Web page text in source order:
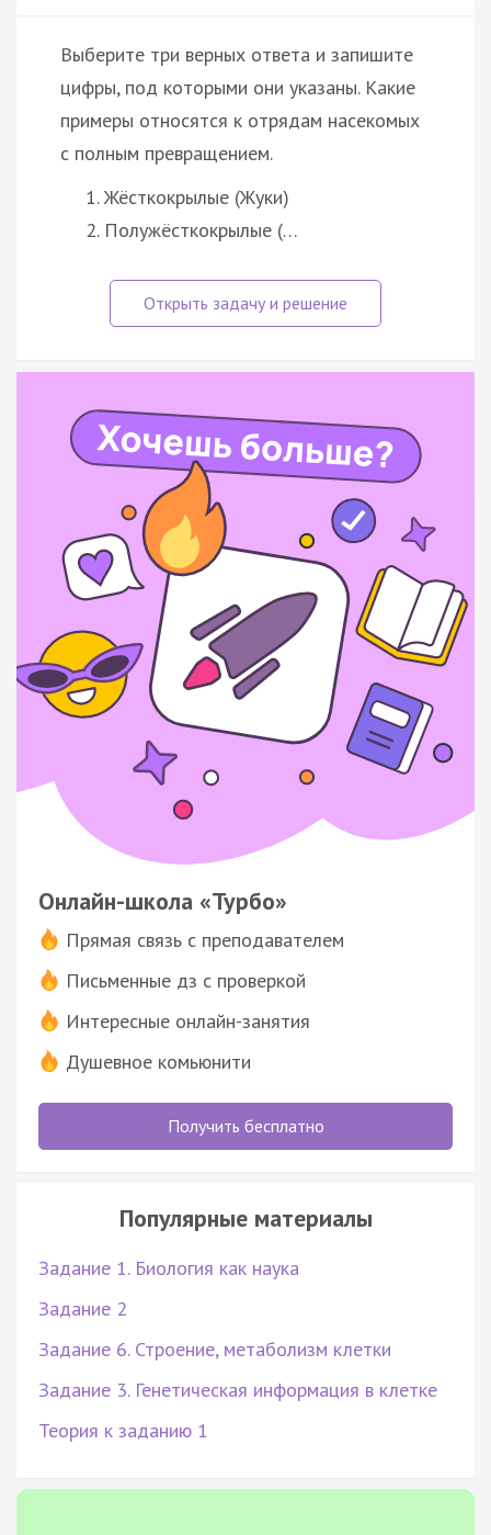
Выберите три верных ответа и запишите
цифры, под которыми они указаны. Какие
примеры относятся к отрядам насекомых
с полным превращением.
Жёсткокрылые (Жуки)
Полужёсткокрылые (…
Онлайн-школа «Турбо»
Прямая связь с преподавателем
Письменные дз с проверкой
Интересные онлайн-занятия
Душевное комьюнити
Получить бесплатно
Популярные материалы
Задание 1. Биология как наука
Задание 2
Задание 6. Строение, метаболизм клетки
Задание 3. Генетическая информация в клетке
Теория к заданию 1